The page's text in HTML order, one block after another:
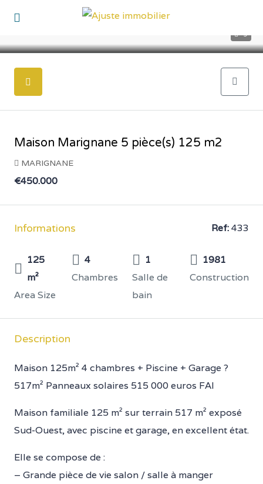
9
Maison Marignane 5 pièce(s) 125 m2
MARIGNANE
€450.000
Informations Ref:433
125
m²
Area Size
4
Chambres
1
Salle de
bain
1981
Construction
Description
Maison 125m² 4 chambres + Piscine + Garage ?
517m² Panneaux solaires 515 000 euros FAI
Maison familiale 125 m² sur terrain 517 m² exposé
Sud-Ouest, avec piscine et garage, en excellent état.
Elle se compose de :
– Grande pièce de vie salon / salle à manger